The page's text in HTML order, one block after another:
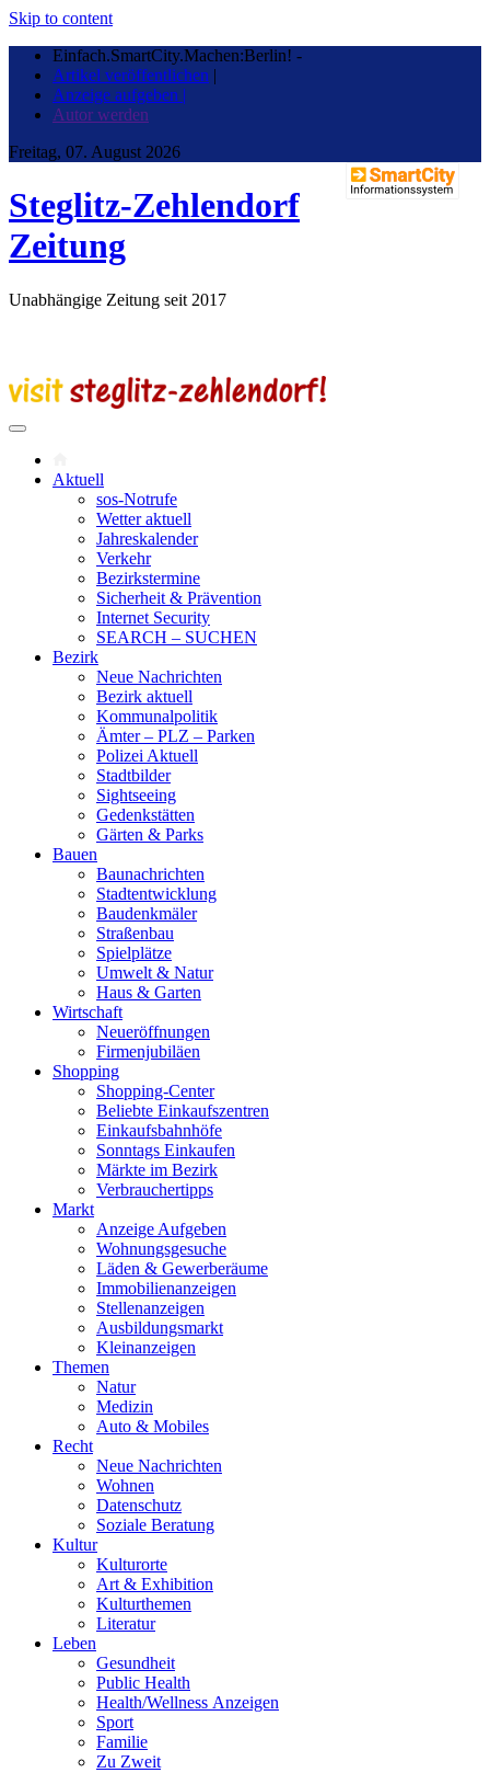
Skip to content
Einfach.SmartCity.Machen:Berlin! -
Artikel veröffentlichen |
Anzeige aufgeben |
Autor werden
Freitag, 07. August 2026
Steglitz-Zehlendorf
Zeitung
Unabhängige Zeitung seit 2017
Aktuell
sos-Notrufe
Wetter aktuell
Jahreskalender
Verkehr
Bezirkstermine
Sicherheit & Prävention
Internet Security
SEARCH – SUCHEN
Bezirk
Neue Nachrichten
Bezirk aktuell
Kommunalpolitik
Ämter – PLZ – Parken
Polizei Aktuell
Stadtbilder
Sightseeing
Gedenkstätten
Gärten & Parks
Bauen
Baunachrichten
Stadtentwicklung
Baudenkmäler
Straßenbau
Spielplätze
Umwelt & Natur
Haus & Garten
Wirtschaft
Neueröffnungen
Firmenjubiläen
Shopping
Shopping-Center
Beliebte Einkaufszentren
Einkaufsbahnhöfe
Sonntags Einkaufen
Märkte im Bezirk
Verbrauchertipps
Markt
Anzeige Aufgeben
Wohnungsgesuche
Läden & Gewerberäume
Immobilienanzeigen
Stellenanzeigen
Ausbildungsmarkt
Kleinanzeigen
Themen
Natur
Medizin
Auto & Mobiles
Recht
Neue Nachrichten
Wohnen
Datenschutz
Soziale Beratung
Kultur
Kulturorte
Art & Exhibition
Kulturthemen
Literatur
Leben
Gesundheit
Public Health
Health/Wellness Anzeigen
Sport
Familie
Zu Zweit